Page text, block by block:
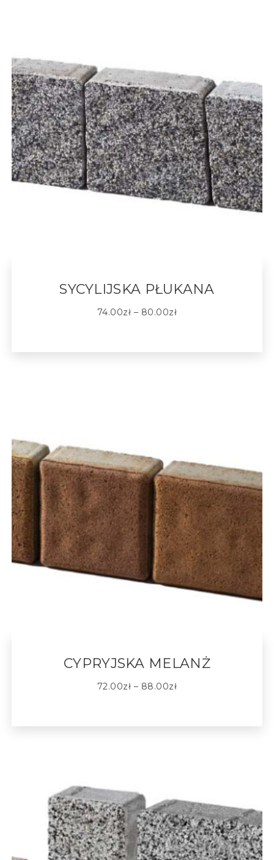
SYCYLIJSKA PŁUKANA
74.00zł – 80.00zł
CYPRYJSKA MELANŻ
72.00zł – 88.00zł